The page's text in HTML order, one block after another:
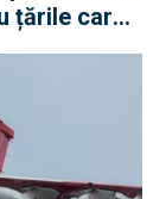
țările care